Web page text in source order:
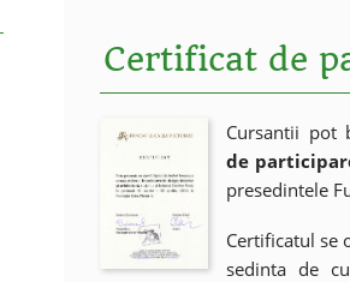
Certificat de
Cursantii pot
de
presedintele
Certificatul se
sedinta de